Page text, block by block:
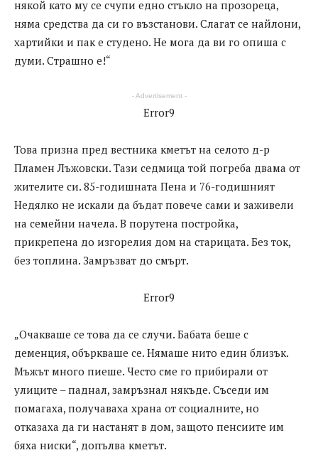
някой като му се счупи едно стъкло на прозореца,
няма средства да си го възстанови. Слагат се найлони,
хартийки и пак е студено. Не мога да ви го опиша с
думи. Страшно е!“
- Advertisement -
Error9
Това призна пред вестника кметът на селото д-р
Пламен Лъжовски. Тази седмица той погреба двама от
жителите си. 85-годишната Пена и 76-годишният
Недялко не искали да бъдат повече сами и заживели
на семейни начела. В порутена постройка,
прикрепена до изгорелия дом на старицата. Без ток,
без топлина. Замръзват до смърт.
Error9
„Очакваше се това да се случи. Бабата беше с
деменция, объркваше се. Нямаше нито един близък.
Мъжът много пиеше. Често сме го прибирали от
улиците – паднал, замръзнал някъде. Съседи им
помагаха, получаваха храна от социалните, но
отказаха да ги настанят в дом, защото пенсиите им
бяха ниски“, допълва кметът.